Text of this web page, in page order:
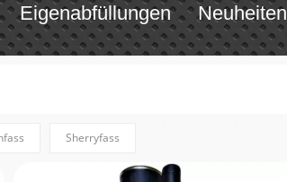
Eigenabfüllungen Neuheiten
Sherryfass